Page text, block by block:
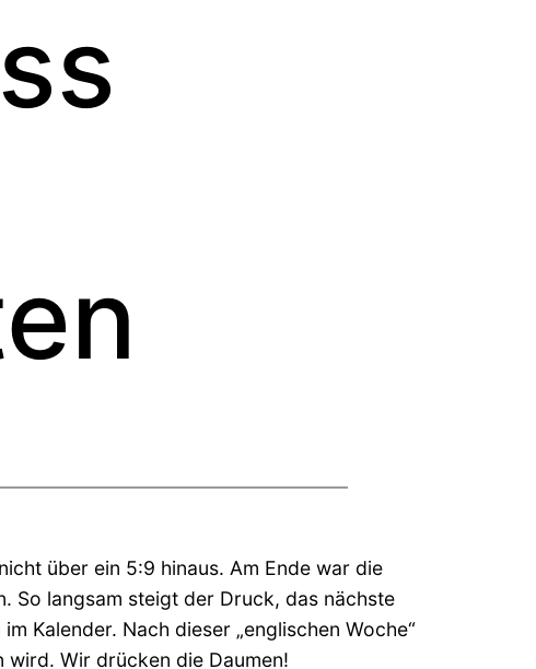
über ein 5:9 hinaus. Am Ende war die
So langsam steigt der Druck, das nächste
Kalender. Nach dieser „englischen Woche“
Wir drücken die Daumen!